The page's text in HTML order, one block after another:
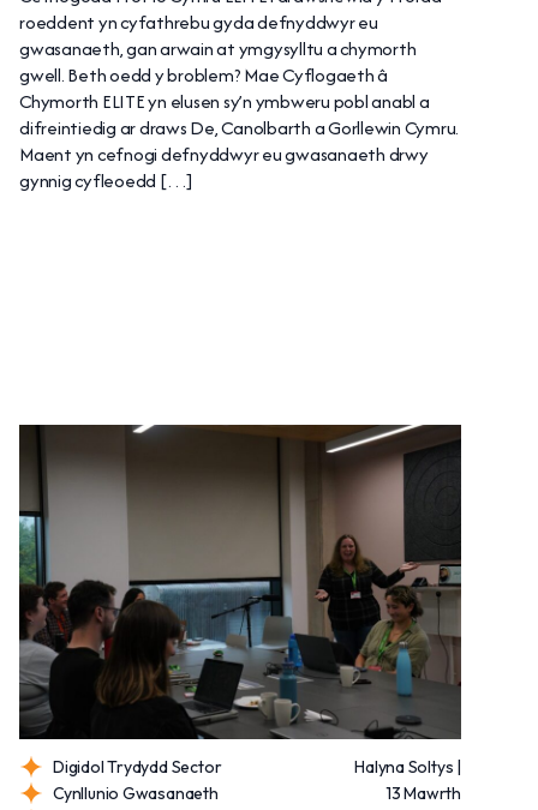
roeddent yn cyfathrebu gyda defnyddwyr eu
gwasanaeth, gan arwain at ymgysylltu a chymorth
gwell. Beth oedd y broblem? Mae Cyflogaeth â
Chymorth ELITE yn elusen sy’n ymbweru pobl anabl a
difreintiedig ar draws De, Canolbarth a Gorllewin Cymru.
Maent yn cefnogi defnyddwyr eu gwasanaeth drwy
gynnig cyfleoedd […]
Digidol Trydydd Sector
Cynllunio Gwasanaeth
Halyna Soltys |
13 Mawrth